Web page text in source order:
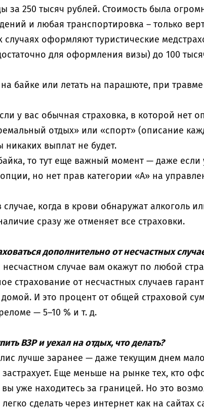
за 250 тысяч рублей. Стоимость была
и любая транспортировка – только
случаях оформляют туристические
для оформления визы) до 100
на байке или летать на парашюте, при
у вас обычная страховка, в которой нет
отдых» или «спорт» (описание
никаких выплат не будет.
то тут еще важный момент — даже
но нет прав категории «А» на
случае, когда в крови обнаружат алкоголь
сразу же отменяет все страховки.
дополнительно от несчастных
случае вам окажут по любой
страхование от несчастных случаев
И это процент от общей страховой
— 5–10 % и т. д.
ВЗР и уехал на отдых, что делать?
лучше заранее — даже текущим днем
Еще меньше на рынке тех, кто
вы уже находитесь за границей. Но это
сделать через интернет как на сайтах